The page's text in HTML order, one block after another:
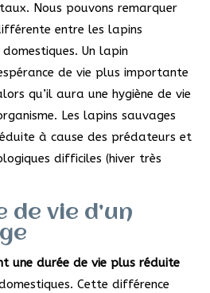
Nous pouvons remarquer
entre les lapins
Un lapin
de vie plus importante
qu’il aura une hygiène de vie
Les lapins sauvages
à cause des prédateurs et
difficiles (hiver très
de vie d’un
une durée de vie plus réduite
Cette différence